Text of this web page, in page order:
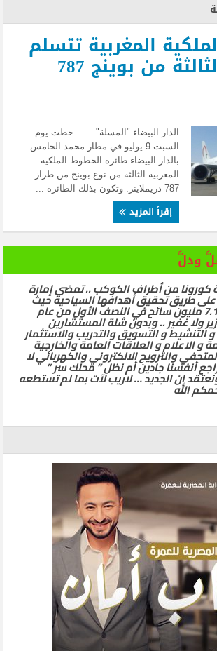
المغربية تتسلم
طائرتها الثالثة من بوينج 787
الدار البيضاء "المسلة" .... حطت يوم
السبت 9 يوليو في مطار محمد الخامس
بالدار البيضاء طائرة الخطوط الملكية
المغربية الثالثة من نوع بوينج من طراز
787 دريملاينر. وتكون بذلك الطائرة ...
إقرأ المزيد
ودلَّ
كورونا من أطراف الكوكب .. تمضي إمارة
على طريق تحقيق أهدافها السياحية حيث
استقبلت المدينة 7.12 مليون سائح في النصف الأول من عام
وزير ولا غفير .. وبدون شلة المستشارين
و التنشيط و التسويق والتدريب والاستثمار
و الاعلام و العلاقات العامة والخارجية
والترويج الالكتروني والكهربائي لا
أنفسنا جادين أم نظل ” محلك سر ”
ان الجديد … لاريب لآت بما لم تستطعه
الله